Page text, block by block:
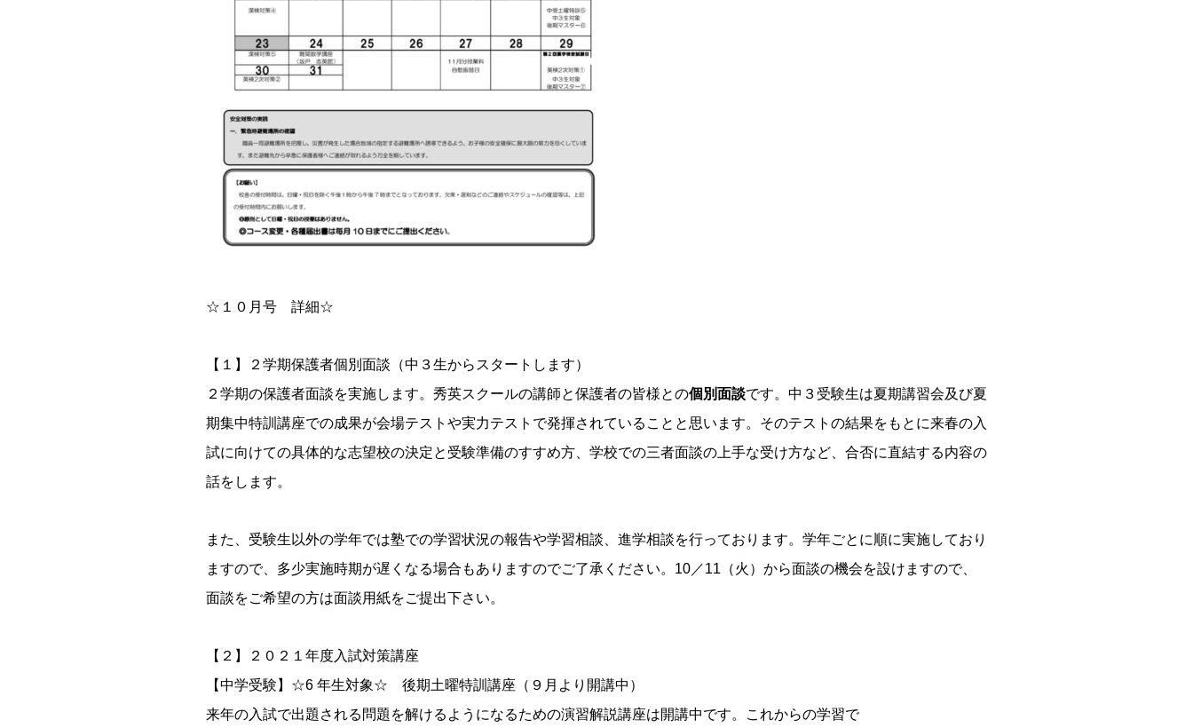
☆１０月号 詳細☆
【１】２学期保護者個別面談（中３生からスタートします）
２学期の保護者面談を実施します。秀英スクールの講師と保護者の皆様との個別面談です。中３受験生は夏期講習会及び夏
期集中特訓講座での成果が会場テストや実力テストで発揮されていることと思います。そのテストの結果をもとに来春の入
試に向けての具体的な志望校の決定と受験準備のすすめ方、学校での三者面談の上手な受け方など、合否に直結する内容の
話をします。
また、受験生以外の学年では塾での学習状況の報告や学習相談、進学相談を行っております。学年ごとに順に実施しており
ますので、多少実施時期が遅くなる場合もありますのでご了承ください。10／11（火）から面談の機会を設けますので、
面談をご希望の方は面談用紙をご提出下さい。
【２】２０２１年度入試対策講座
【中学受験】☆6 年生対象☆ 後期土曜特訓講座（９月より開講中）
来年の入試で出題される問題を解けるようになるための演習解説講座は開講中です。これからの学習で